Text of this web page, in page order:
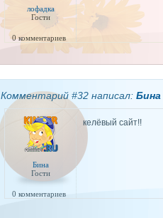
лофадка
Гости
0 комментариев
Комментарий #32 написал: Бина
Бина
Гости
0 комментариев
келёвый сайт!!